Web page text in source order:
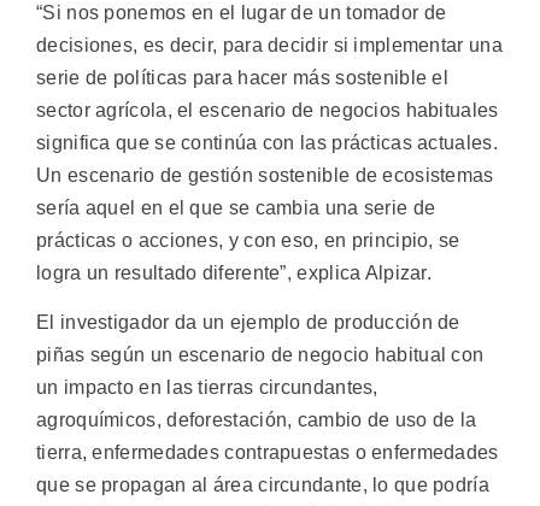
“Si nos ponemos en el lugar de un tomador de
decisiones, es decir, para decidir si implementar una
serie de políticas para hacer más sostenible el
sector agrícola, el escenario de negocios habituales
significa que se continúa con las prácticas actuales.
Un escenario de gestión sostenible de ecosistemas
sería aquel en el que se cambia una serie de
prácticas o acciones, y con eso, en principio, se
logra un resultado diferente”, explica Alpizar.
El investigador da un ejemplo de producción de
piñas según un escenario de negocio habitual con
un impacto en las tierras circundantes,
agroquímicos, deforestación, cambio de uso de la
tierra, enfermedades contrapuestas o enfermedades
que se propagan al área circundante, lo que podría